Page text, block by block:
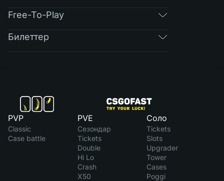
Free-To-Play
Билеттер
PVP
Classic
Case battle
PVE
Сезондар
Tickets
Double
Hi Lo
Crash
X50
Соло
Tickets
Slots
Upgrader
Tower
Cases
Poggi